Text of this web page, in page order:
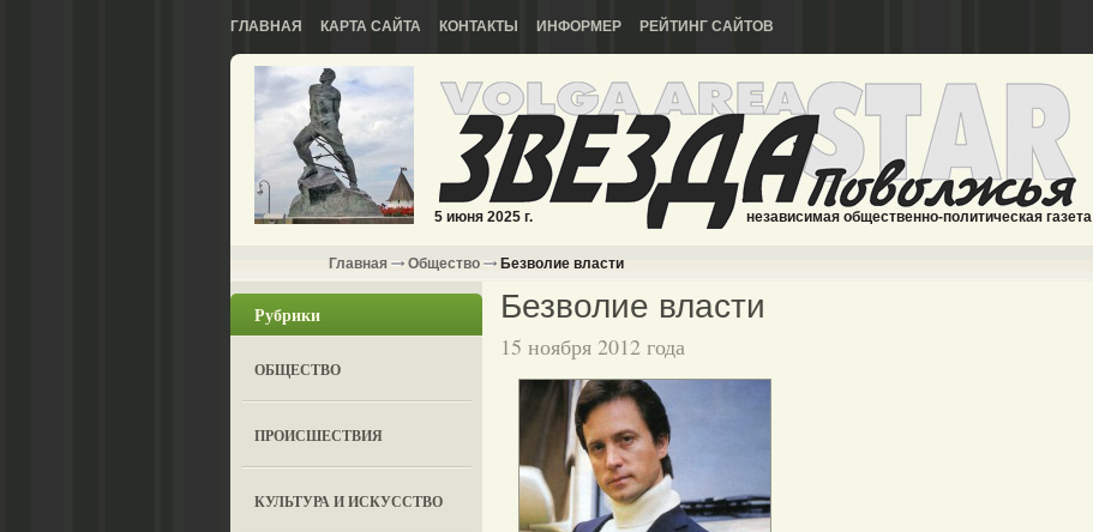
ГЛАВНАЯ КАРТА САЙТА КОНТАКТЫ ИНФОРМЕР РЕЙТИНГ САЙТОВ
5 июня 2025 г. независимая общественно-политическая газета
Главная Общество Безволие власти
Рубрики
ОБЩЕСТВО
ПРОИСШЕСТВИЯ
КУЛЬТУРА И ИСКУССТВО
Безволие власти
15 ноября 2012 года